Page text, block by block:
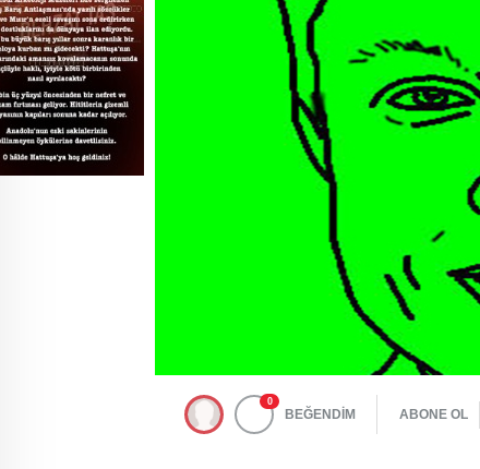
0
BEĞENDİM ABONE OL